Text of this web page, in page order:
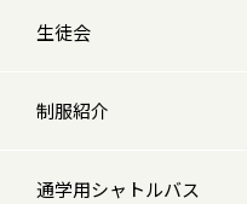
生徒会
制服紹介
通学用シャトルバス